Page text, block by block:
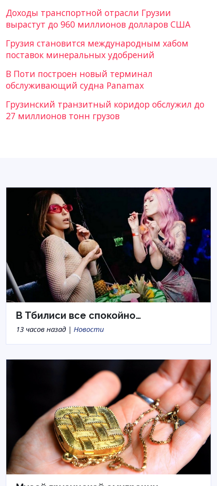
Доходы транспортной отрасли Грузии
вырастут до 960 миллионов долларов США
Грузия становится международным хабом
поставок минеральных удобрений
В Поти построен новый терминал
обслуживающий судна Panamax
Грузинский транзитный коридор обслужил до
27 миллионов тонн грузов
В Тбилиси все спокойно…
13 часов назад | Новости